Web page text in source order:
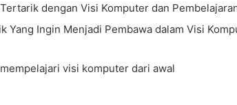
dengan Visi Komputer dan
Yang Ingin Menjadi Pembawa dalam Visi
visi komputer dari awal